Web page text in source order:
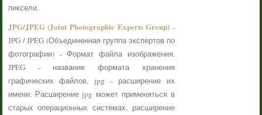
пиксели.
JPG/JPEG (Joint Photographic Experts Group) -
JPG / JPEG (Объединенная группа экспертов по
фотографии) - Формат файла изображения.
JPEG - название формата хранения
графических файлов, jpg - расширение их
имени. Расширение jpg может применяться в
старых операционных системах, расширение